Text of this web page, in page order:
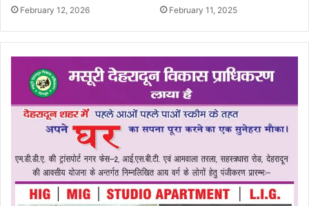
February 12, 2026 February 11, 2025